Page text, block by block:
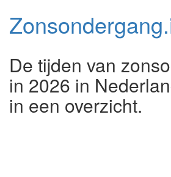
Zonsondergang.
De tijden van
in 2026 in
in een overzicht.